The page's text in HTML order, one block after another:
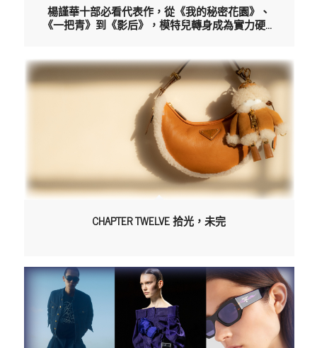
楊謹華十部必看代表作，從《我的秘密花園》、
《一把青》到《影后》，模特兒轉身成為實力硬底
CHAPTER TWELVE 拾光，未完